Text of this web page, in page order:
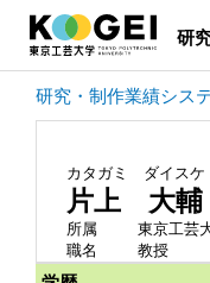
研
研究・制作業績シス
カタガミ ダイスケ
片上 大輔
所属
東京工芸
職名
教授